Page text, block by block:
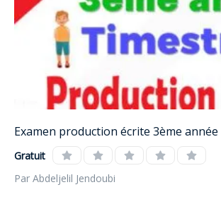
Examen production écrite 3ème année
Gratuit
Par Abdeljelil Jendoubi